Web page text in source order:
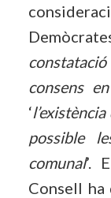
consens
‘
possible
comunal’.
Consell